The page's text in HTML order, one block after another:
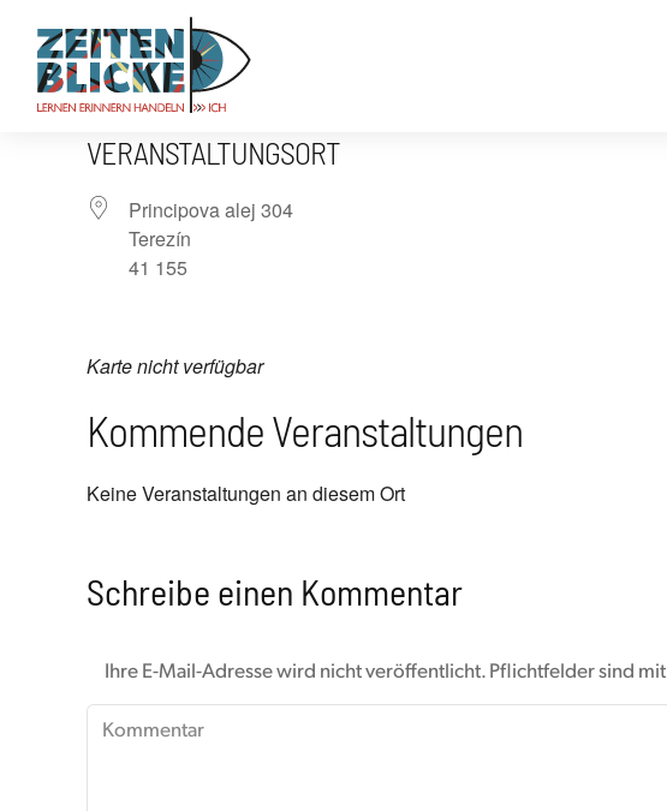
VERANSTALTUNGSORT
Principova alej 304
Terezín
41 155
Karte nicht verfügbar
Kommende Veranstaltungen
Keine Veranstaltungen an diesem Ort
Schreibe einen Kommentar
Ihre E-Mail-Adresse wird nicht veröffentlicht. Pflichtfelder sind mit
Kommentar